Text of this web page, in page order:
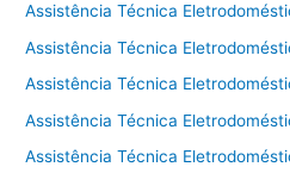
Assistência Técnica
Assistência Técnica
Assistência Técnica
Assistência Técnica
Assistência Técnica